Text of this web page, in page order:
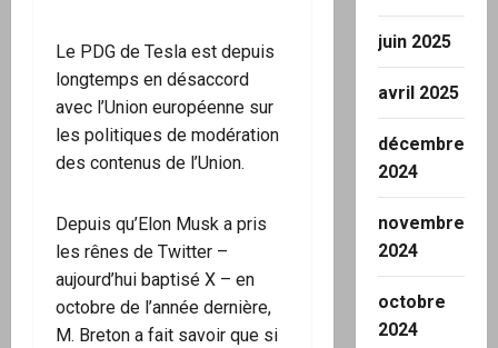
Le PDG de Tesla est depuis
longtemps en désaccord
avec l’Union européenne sur
les politiques de modération
des contenus de l’Union.
Depuis qu’Elon Musk a pris
les rênes de Twitter –
aujourd’hui baptisé X – en
octobre de l’année dernière,
M. Breton a fait savoir que si
juin 2025
avril 2025
décembre
2024
novembre
2024
octobre
2024